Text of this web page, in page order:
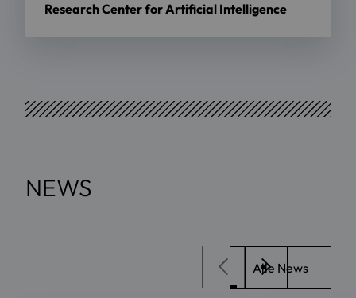
Research Center for Artificial Intelligence
NEWS
Alle News